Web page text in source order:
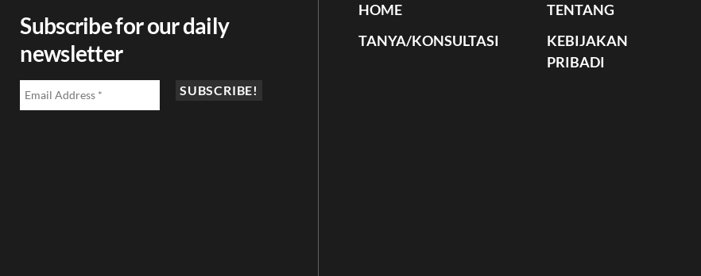
Subscribe for our daily
newsletter
HOME
TENTANG
TANYA/KONSULTASI
KEBIJAKAN
PRIBADI